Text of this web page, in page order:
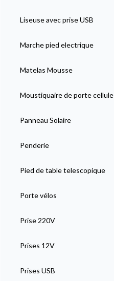
Liseuse avec prise USB
Marche pied electrique
Matelas Mousse
Moustiquaire de porte cellule
Panneau Solaire
Penderie
Pied de table telescopique
Porte vélos
Prise 220V
Prises 12V
Prises USB